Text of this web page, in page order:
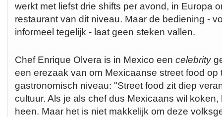
werkt met liefst drie shifts per avond, in Europa
restaurant van dit niveau. Maar de bediening -
informeel tegelijk - laat geen steken vallen.
Chef Enrique Olvera is in Mexico een celebrity
een erezaak van om Mexicaanse street food op
gastronomisch niveau: "Street food zit diep
cultuur. Als je als chef dus Mexicaans wil
heen. Maar het is niet makkelijk om deze